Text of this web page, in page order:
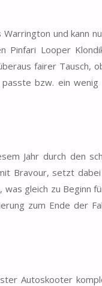
und kann
Pinfari Looper
fairer Tausch,
bzw. ein
Jahr durch den
Bravour, setzt dabei
gleich zu Beginn
zum Ende der
Autoskooter